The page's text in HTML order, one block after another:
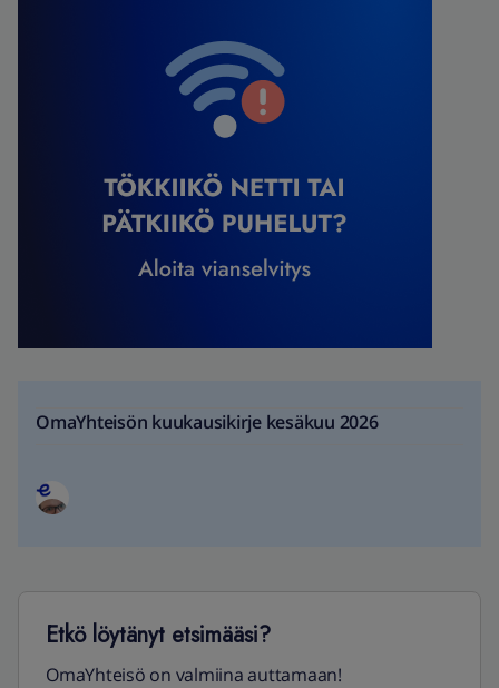
OmaYhteisön kuukausikirje kesäkuu 2026
Etkö löytänyt etsimääsi?
OmaYhteisö on valmiina auttamaan!